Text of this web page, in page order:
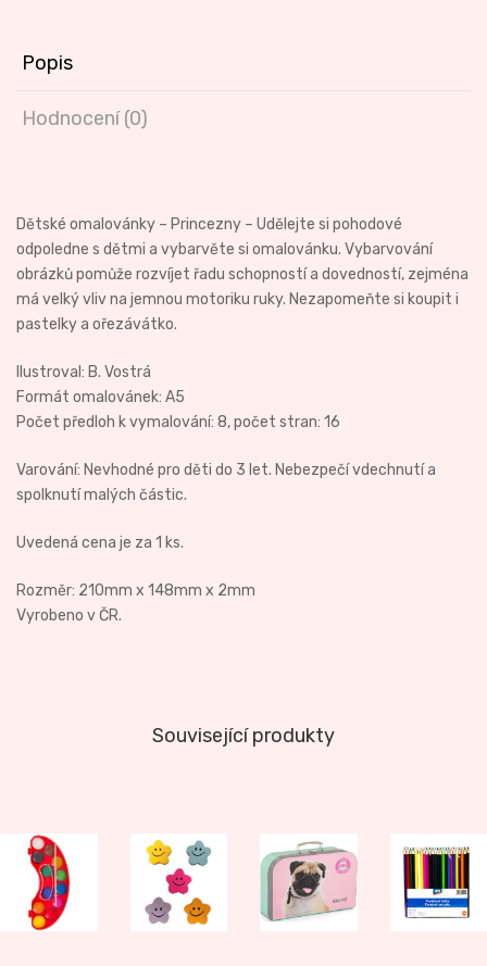
Popis
Hodnocení (0)
Dětské omalovánky – Princezny – Udělejte si pohodové
odpoledne s dětmi a vybarvěte si omalovánku. Vybarvování
obrázků pomůže rozvíjet řadu schopností a dovedností, zejména
má velký vliv na jemnou motoriku ruky. Nezapomeňte si koupit i
pastelky a ořezávátko.
Ilustroval: B. Vostrá
Formát omalovánek: A5
Počet předloh k vymalování: 8, počet stran: 16
Varování: Nevhodné pro děti do 3 let. Nebezpečí vdechnutí a
spolknutí malých částic.
Uvedená cena je za 1 ks.
Rozměr: 210mm x 148mm x 2mm
Vyrobeno v ČR.
Související produkty